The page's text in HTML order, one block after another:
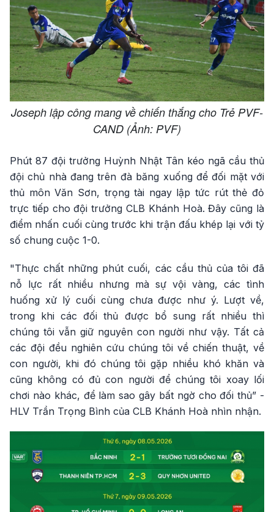
Joseph lập công mang về chiến thắng cho Trẻ PVF-
CAND (Ảnh: PVF)
Phút 87 đội trưởng Huỳnh Nhật Tân kéo ngã cầu thủ
đội chủ nhà đang trên đà băng xuống để đối mặt với
thủ môn Văn Sơn, trọng tài ngay lập tức rút thẻ đỏ
trực tiếp cho đội trưởng CLB Khánh Hoà. Đây cũng là
điểm nhấn cuối cùng trước khi trận đấu khép lại với tỷ
số chung cuộc 1-0.
"Thực chất những phút cuối, các cầu thủ của tôi đã
nỗ lực rất nhiều nhưng mà sự vội vàng, các tình
huống xử lý cuối cùng chưa được như ý. Lượt về,
trong khi các đối thủ được bổ sung rất nhiều thì
chúng tôi vẫn giữ nguyên con người như vậy. Tất cả
các đội đều nghiên cứu chúng tôi về chiến thuật, về
con người, khi đó chúng tôi gặp nhiều khó khăn và
cũng không có đủ con người để chúng tôi xoay lối
chơi nào khác, để làm sao gây bất ngờ cho đối thủ” -
HLV Trần Trọng Bình của CLB Khánh Hoà nhìn nhận.